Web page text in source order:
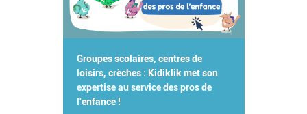
Groupes scolaires, centres de
loisirs, crèches : Kidiklik met son
expertise au service des pros de
l'enfance !